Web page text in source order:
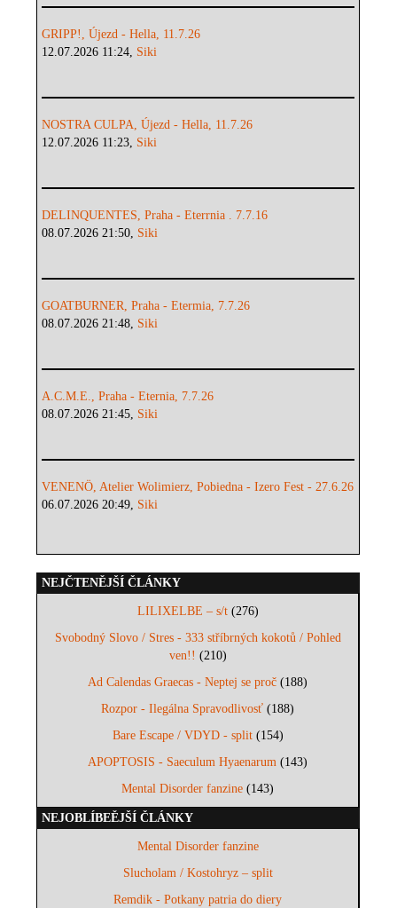
GRIPP!, Újezd - Hella, 11.7.26
12.07.2026 11:24, Siki
NOSTRA CULPA, Újezd - Hella, 11.7.26
12.07.2026 11:23, Siki
DELINQUENTES, Praha - Eterrnia . 7.7.16
08.07.2026 21:50, Siki
GOATBURNER, Praha - Etermia, 7.7.26
08.07.2026 21:48, Siki
A.C.M.E., Praha - Eternia, 7.7.26
08.07.2026 21:45, Siki
VENENÖ, Atelier Wolimierz, Pobiedna - Izero Fest - 27.6.26
06.07.2026 20:49, Siki
NEJČTENĚJŠÍ ČLÁNKY
LILIXELBE – s/t(276)
Svobodný Slovo / Stres - 333 stříbrných kokotů / Pohled
ven!! (210)
Ad Calendas Graecas - Neptej se proč (188)
Rozpor - Ilegálna Spravodlivosť (188)
Bare Escape / VDYD - split(154)
APOPTOSIS - Saeculum Hyaenarum (143)
Mental Disorder fanzine (143)
NEJOBLÍBEĚJŠÍ ČLÁNKY
Mental Disorder fanzine
Slucholam / Kostohryz – split
Remdik - Potkany patria do diery